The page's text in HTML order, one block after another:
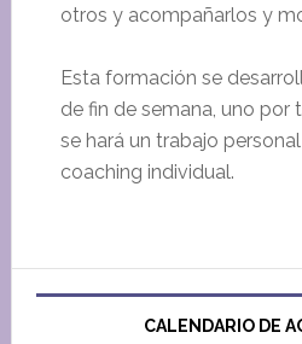
otros y acompañarlos y
Esta formación se
de fin de semana, uno por
se hará un trabajo
coaching individual.
CALENDARIO DE